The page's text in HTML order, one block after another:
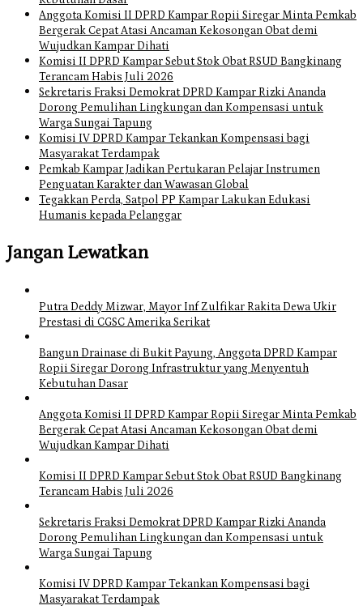
Anggota Komisi II DPRD Kampar Ropii Siregar Minta Pemkab
Bergerak Cepat Atasi Ancaman Kekosongan Obat demi
Wujudkan Kampar Dihati
Komisi II DPRD Kampar Sebut Stok Obat RSUD Bangkinang
Terancam Habis Juli 2026
Sekretaris Fraksi Demokrat DPRD Kampar Rizki Ananda
Dorong Pemulihan Lingkungan dan Kompensasi untuk
Warga Sungai Tapung
Komisi IV DPRD Kampar Tekankan Kompensasi bagi
Masyarakat Terdampak
Pemkab Kampar Jadikan Pertukaran Pelajar Instrumen
Penguatan Karakter dan Wawasan Global
Tegakkan Perda, Satpol PP Kampar Lakukan Edukasi
Humanis kepada Pelanggar
Jangan Lewatkan
Putra Deddy Mizwar, Mayor Inf Zulfikar Rakita Dewa Ukir
Prestasi di CGSC Amerika Serikat
Bangun Drainase di Bukit Payung, Anggota DPRD Kampar
Ropii Siregar Dorong Infrastruktur yang Menyentuh
Kebutuhan Dasar
Anggota Komisi II DPRD Kampar Ropii Siregar Minta Pemkab
Bergerak Cepat Atasi Ancaman Kekosongan Obat demi
Wujudkan Kampar Dihati
Komisi II DPRD Kampar Sebut Stok Obat RSUD Bangkinang
Terancam Habis Juli 2026
Sekretaris Fraksi Demokrat DPRD Kampar Rizki Ananda
Dorong Pemulihan Lingkungan dan Kompensasi untuk
Warga Sungai Tapung
Komisi IV DPRD Kampar Tekankan Kompensasi bagi
Masyarakat Terdampak